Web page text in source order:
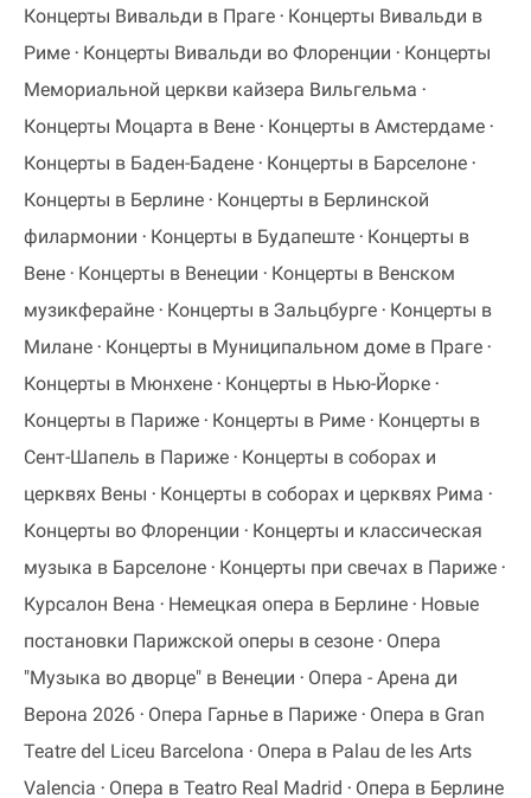
Концерты Вивальди в Праге
Концерты Вивальди в
Риме
Концерты Вивальди во Флоренции
Концерты
Мемориальной церкви кайзера Вильгельма
Концерты Моцарта в Вене
Концерты в Амстердаме
Концерты в Баден-Бадене
Концерты в Барселоне
Концерты в Берлине
Концерты в Берлинской
филармонии
Концерты в Будапеште
Концерты в
Вене
Концерты в Венеции
Концерты в Венском
музикферайне
Концерты в Зальцбурге
Концерты в
Милане
Концерты в Муниципальном доме в Праге
Концерты в Мюнхене
Концерты в Нью-Йорке
Концерты в Париже
Концерты в Риме
Концерты в
Сент-Шапель в Париже
Концерты в соборах и
церквях Вены
Концерты в соборах и церквях Рима
Концерты во Флоренции
Концерты и классическая
музыка в Барселоне
Концерты при свечах в Париже
Курсалон Вена
Немецкая опера в Берлине
Новые
постановки Парижской оперы в сезоне
Опера
"Музыка во дворце" в Венеции
Опера - Арена ди
Верона 2026
Опера Гарнье в Париже
Опера в Gran
Teatre del Liceu Barcelona
Опера в Palau de les Arts
Valencia
Опера в Teatro Real Madrid
Опера в Берлине